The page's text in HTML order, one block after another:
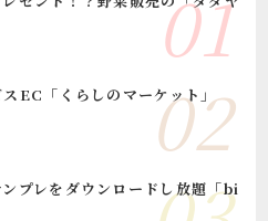
EC「くらしのマーケット」
プレをダウンロードし放題「bi